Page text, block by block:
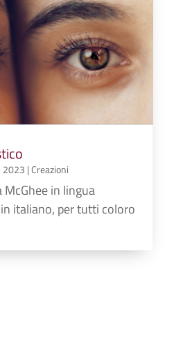
2023 |Creazioni
McGhee in lingua
italiano, per tutti coloro